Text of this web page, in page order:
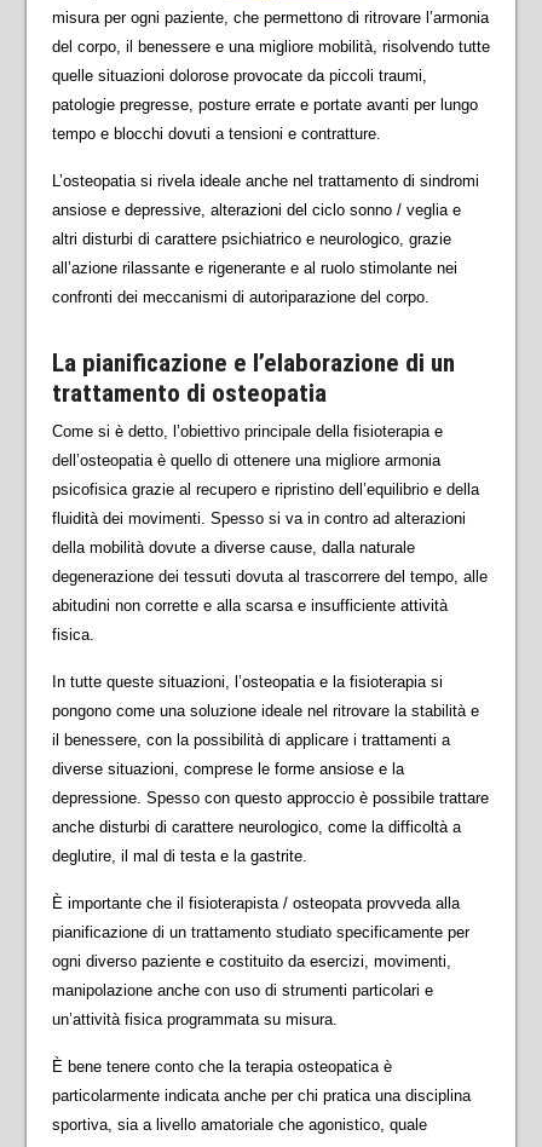
misura per ogni paziente, che permettono di ritrovare l’armonia
del corpo, il benessere e una migliore mobilità, risolvendo tutte
quelle situazioni dolorose provocate da piccoli traumi,
patologie pregresse, posture errate e portate avanti per lungo
tempo e blocchi dovuti a tensioni e contratture.
L’osteopatia si rivela ideale anche nel trattamento di sindromi
ansiose e depressive, alterazioni del ciclo sonno / veglia e
altri disturbi di carattere psichiatrico e neurologico, grazie
all’azione rilassante e rigenerante e al ruolo stimolante nei
confronti dei meccanismi di autoriparazione del corpo.
La pianificazione e l’elaborazione di un
trattamento di osteopatia
Come si è detto, l’obiettivo principale della fisioterapia e
dell’osteopatia è quello di ottenere una migliore armonia
psicofisica grazie al recupero e ripristino dell’equilibrio e della
fluidità dei movimenti. Spesso si va in contro ad alterazioni
della mobilità dovute a diverse cause, dalla naturale
degenerazione dei tessuti dovuta al trascorrere del tempo, alle
abitudini non corrette e alla scarsa e insufficiente attività
fisica.
In tutte queste situazioni, l’osteopatia e la fisioterapia si
pongono come una soluzione ideale nel ritrovare la stabilità e
il benessere, con la possibilità di applicare i trattamenti a
diverse situazioni, comprese le forme ansiose e la
depressione. Spesso con questo approccio è possibile trattare
anche disturbi di carattere neurologico, come la difficoltà a
deglutire, il mal di testa e la gastrite.
È importante che il fisioterapista / osteopata provveda alla
pianificazione di un trattamento studiato specificamente per
ogni diverso paziente e costituito da esercizi, movimenti,
manipolazione anche con uso di strumenti particolari e
un’attività fisica programmata su misura.
È bene tenere conto che la terapia osteopatica è
particolarmente indicata anche per chi pratica una disciplina
sportiva, sia a livello amatoriale che agonistico, quale